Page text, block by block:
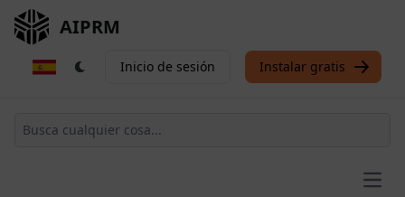
AIPRM
Inicio de sesión Instalar gratis